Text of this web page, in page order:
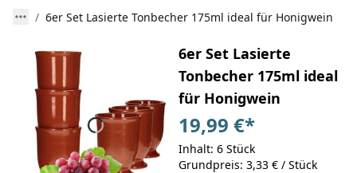
6er Set Lasierte Tonbecher 175ml ideal für Honigwein
6er Set Lasierte
Tonbecher 175ml ideal
für Honigwein
19,99 €*
Inhalt: 6 Stück
Grundpreis: 3,33 € / Stück